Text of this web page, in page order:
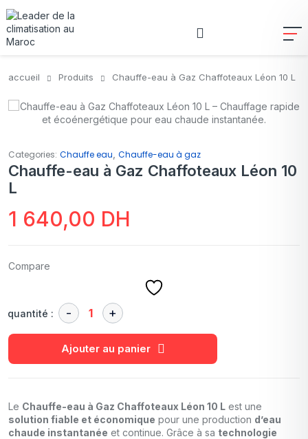
accueil Produits Chauffe-eau à Gaz Chaffoteaux Léon 10 L
Categories: Chauffe eau Chauffe-eau à gaz
Chauffe-eau à Gaz Chaffoteaux Léon 10
L
1 640,00 DH
Compare
quantité :
Ajouter au panier
Le Chauffe-eau à Gaz Chaffoteaux Léon 10 L est une
solution fiable et économique pour une production d’eau
chaude instantanée et continue. Grâce à sa technologie